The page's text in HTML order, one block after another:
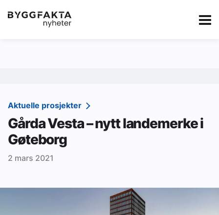
Kategorier Jobbmarkedet Annonsere i
Redaksjonen
Om Byggfakta
Annonsere
Aktuelle prosjekter
Gårda Vesta – nytt landemerke i
Gøteborg
2 mars 2021